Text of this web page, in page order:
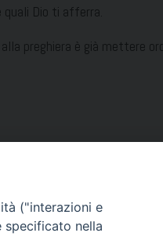
quali Dio ti afferra.
preghiera è già mettere
("interazioni e
specificato nella